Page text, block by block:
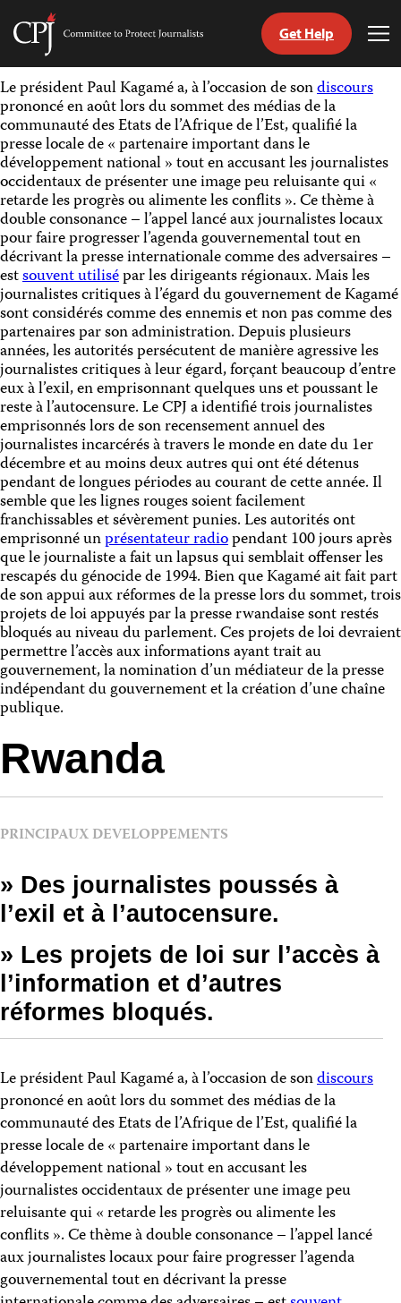
Skip
to
content
Committee
Protect
Journalists
Get Help
Le président Paul Kagamé a, à l’occasion de sondiscours
prononcé en août lors du sommet des médias de la
communauté des Etats de l’Afrique de l’Est, qualifié la
presse locale de « partenaire important dans le
développement national » tout en accusant les journalistes
occidentaux de présenter une image peu reluisante qui «
retarde les progrès ou alimente les conflits ». Ce thème à
double consonance – l’appel lancé aux journalistes locaux
pour faire progresser l’agenda gouvernemental tout en
décrivant la presse internationale comme des adversaires –
estsouvent utilisépar les dirigeants régionaux. Mais les
journalistes critiques à l’égard du gouvernement de Kagamé
sont considérés comme des ennemis et non pas comme des
partenaires par son administration. Depuis plusieurs
années, les autorités persécutent de manière agressive les
journalistes critiques à leur égard, forçant beaucoup d’entre
eux à l’exil, en emprisonnant quelques uns et poussant le
reste à l’autocensure. Le CPJ a identifié trois journalistes
emprisonnés lors de son recensement annuel des
journalistes incarcérés à travers le monde en date du 1er
décembre et au moins deux autres qui ont été détenus
pendant de longues périodes au courant de cette année. Il
semble que les lignes rouges soient facilement
franchissables et sévèrement punies. Les autorités ont
emprisonné unprésentateur radiopendant 100 jours après
que le journaliste a fait un lapsus qui semblait offenser les
rescapés du génocide de 1994. Bien que Kagamé ait fait part
de son appui aux réformes de la presse lors du sommet, trois
projets de loi appuyés par la presse rwandaise sont restés
bloqués au niveau du parlement. Ces projets de loi devraient
permettre l’accès aux informations ayant trait au
gouvernement, la nomination d’un médiateur de la presse
indépendant du gouvernement et la création d’une chaîne
publique.
Rwanda
PRINCIPAUX DEVELOPPEMENTS
» Des journalistes poussés à
l’exil et à l’autocensure.
» Les projets de loi sur l’accès à
l’information et d’autres
réformes bloqués.
Le président Paul Kagamé a, à l’occasion de sondiscours
prononcé en août lors du sommet des médias de la
communauté des Etats de l’Afrique de l’Est, qualifié la
presse locale de « partenaire important dans le
développement national » tout en accusant les
journalistes occidentaux de présenter une image peu
reluisante qui « retarde les progrès ou alimente les
conflits ». Ce thème à double consonance – l’appel lancé
aux journalistes locaux pour faire progresser l’agenda
gouvernemental tout en décrivant la presse